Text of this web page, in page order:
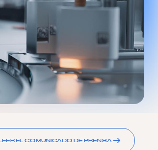
LEER EL COMUNICADO DE PRENSA